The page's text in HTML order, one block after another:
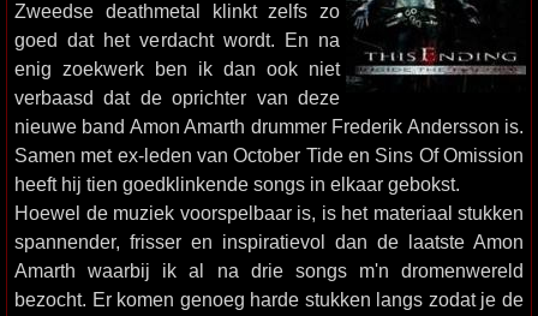
Zweedse deathmetal klinkt zelfs zo
goed dat het verdacht wordt. En na
enig zoekwerk ben ik dan ook niet
verbaasd dat de oprichter van deze
nieuwe band Amon Amarth drummer Frederik Andersson is.
Samen met ex-leden van October Tide en Sins Of Omission
heeft hij tien goedklinkende songs in elkaar gebokst.
Hoewel de muziek voorspelbaar is, is het materiaal stukken
spannender, frisser en inspiratievol dan de laatste Amon
Amarth waarbij ik al na drie songs m'n dromenwereld
bezocht. Er komen genoeg harde stukken langs zodat je de